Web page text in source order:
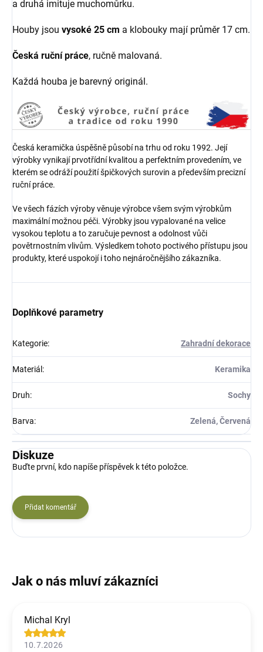
a druhá imituje muchomůrku.
Houby jsou vysoké 25 cm a klobouky mají průměr 17 cm.
Česká ruční práce, ručně malovaná.
Každá houba je barevný originál.
Česká keramička úspěšně působí na trhu od roku 1992. Její
výrobky vynikají prvotřídní kvalitou a perfektním provedením, ve
kterém se odráží použití špičkových surovin a především precizní
ruční práce.
Ve všech fázích výroby věnuje výrobce všem svým výrobkům
maximální možnou péči. Výrobky jsou vypalované na velice
vysokou teplotu a to zaručuje pevnost a odolnost vůči
povětrnostním vlivům. Výsledkem tohoto poctivého přístupu jsou
produkty, které uspokojí i toho nejnáročnějšího zákazníka.
Doplňkové parametry
Kategorie: Zahradní dekorace
Materiál : Keramika
Druh: Sochy
Barva: Zelená, Červená
Diskuze
Buďte první, kdo napíše příspěvek k této položce.
Přidat komentář
Michal Kryl
10.7.2026